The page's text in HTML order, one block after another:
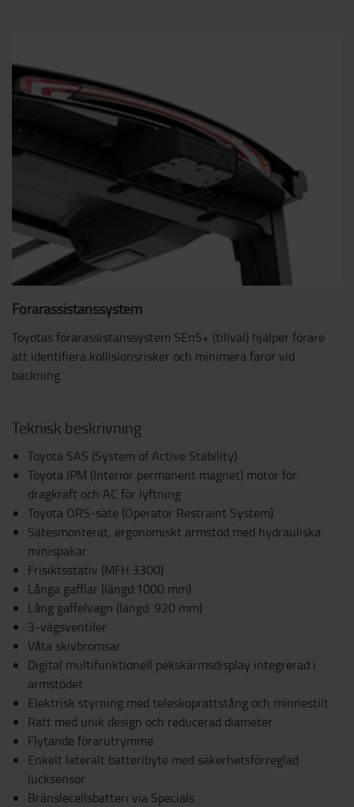
Förarassistanssystem
Toyotas förarassistanssystem SEnS+ (tillval) hjälper förare
att identifiera kollisionsrisker och minimera faror vid
backning.
Teknisk beskrivning
Toyota SAS (System of Active Stability)
Toyota IPM (Interior permanent magnet) motor för
dragkraft och AC för lyftning
Toyota ORS-säte (Operator Restraint System)
Sätesmonterat, ergonomiskt armstöd med hydrauliska
minispakar
Frisiktsstativ (MFH:3300)
Långa gafflar (längd:1000 mm)
Lång gaffelvagn (längd: 920 mm)
3-vägsventiler
Våta skivbromsar
Digital multifunktionell pekskärmsdisplay integrerad i
armstödet
Elektrisk styrning med teleskoprattstång och minnestilt
Ratt med unik design och reducerad diameter
Flytande förarutrymme
Enkelt lateralt batteribyte med säkerhetsförreglad
lucksensor
Bränslecellsbatteri via Specials